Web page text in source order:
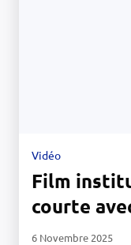
Vidéo
Film
courte
6 Novembre 2025